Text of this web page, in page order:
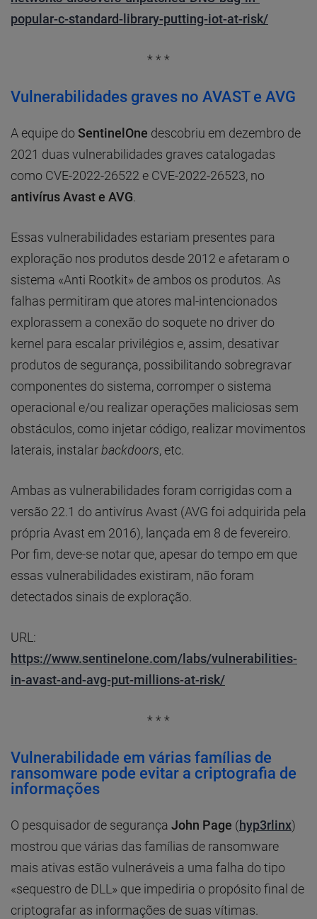
popular-c-standard-library-putting-iot-at-risk/
* * *
Vulnerabilidades graves no AVAST e AVG
A equipe doSentinelOne descobriu em dezembro de
2021 duas vulnerabilidades graves catalogadas
como CVE-2022-26522 e CVE-2022-26523, no
antivírus Avast e AVG.
Essas vulnerabilidades estariam presentes para
exploração nos produtos desde 2012 e afetaram o
sistema «Anti Rootkit» de ambos os produtos. As
falhas permitiram que atores mal-intencionados
explorassem a conexão do soquete no driver do
kernel para escalar privilégios e, assim, desativar
produtos de segurança, possibilitando sobregravar
componentes do sistema, corromper o sistema
operacional e/ou realizar operações maliciosas sem
obstáculos, como injetar código, realizar movimentos
laterais, instalarbackdoors, etc.
Ambas as vulnerabilidades foram corrigidas com a
versão 22.1 do antivírus Avast (AVG foi adquirida pela
própria Avast em 2016), lançada em 8 de fevereiro.
Por fim, deve-se notar que, apesar do tempo em que
essas vulnerabilidades existiram, não foram
detectados sinais de exploração.
URL:
https://www.sentinelone.com/labs/vulnerabilities-
in-avast-and-avg-put-millions-at-risk/
* * *
Vulnerabilidade em várias famílias de
ransomware pode evitar a criptografia de
informações
O pesquisador de segurança John Page (hyp3rlinx)
mostrou que várias das famílias de ransomware
mais ativas estão vulneráveis a uma falha do tipo
«sequestro de DLL» que impediria o propósito final de
criptografar as informações de suas vítimas.